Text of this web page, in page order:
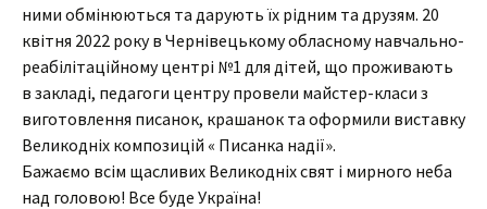
ними обмінюються та дарують їх рідним та друзям. 20
квітня 2022 року в Чернівецькому обласному навчально-
реабілітаційному центрі №1 для дітей, що проживають
в закладі, педагоги центру провели майстер-класи з
виготовлення писанок, крашанок та оформили виставку
Великодніх композицій « Писанка надії».
Бажаємо всім щасливих Великодніх свят і мирного неба
над головою! Все буде Україна!